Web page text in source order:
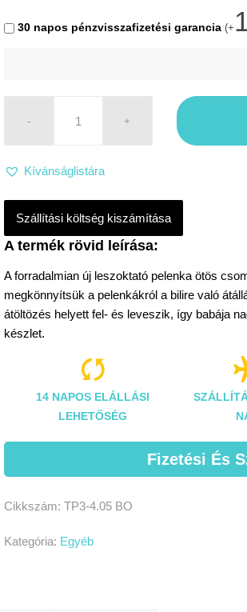
A forradalmian új leszoktató pelenka ötös
megkönnyítsük a pelenkákról a bilire való
átöltözés helyett fel- és leveszik, így babája
készlet.
30 napos pénzvisszafizetési garancia (+
Kívánságlistára
Szállítási költség kiszámítása

14 NAPOS ELÁLLÁSI
LEHETŐSÉG
Fizetési És
Cikkszám: TP3-4.05 BO
Kategória: Egyéb